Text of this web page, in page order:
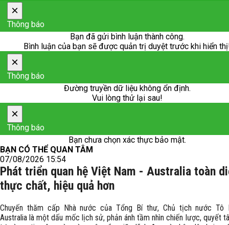
×
Thông báo
Bạn đã gửi bình luận thành công.
Bình luận của bạn sẽ được quản trị duyệt trước khi hiển
×
Thông báo
Đường truyền dữ liệu không ổn định.
Vui lòng thử lại sau!
×
Thông báo
Bạn chưa chọn xác thực bảo mật.
BẠN CÓ THỂ QUAN TÂM
07/08/2026 15:54
Phát triển quan hệ Việt Nam - Australia toàn
thực chất, hiệu quả hơn
Chuyến thăm cấp Nhà nước của Tổng Bí thư, Chủ tịch nước Tô
Australia là một dấu mốc lịch sử, phản ánh tầm nhìn chiến lược, quyết